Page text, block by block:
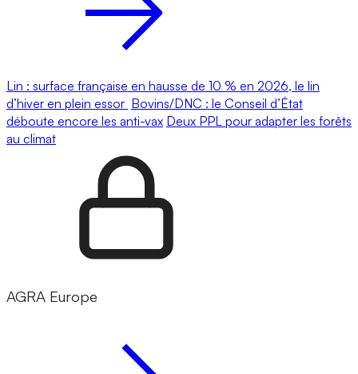
Lin : surface française en hausse de 10 % en 2026, le lin
d’hiver en plein essor Bovins/DNC : le Conseil d’État
déboute encore les anti-vax Deux PPL pour adapter les forêts
au climat
AGRA Europe